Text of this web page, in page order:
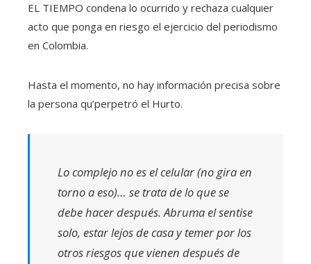
EL TIEMPO condena lo ocurrido y rechaza cualquier
acto que ponga en riesgo el ejercicio del periodismo
en Colombia.
Hasta el momento, no hay información precisa sobre
la persona qu’perpetró el Hurto.
Lo complejo no es el celular (no gira en
torno a eso)… se trata de lo que se
debe hacer después. Abruma el sentise
solo, estar lejos de casa y temer por los
otros riesgos que vienen después de